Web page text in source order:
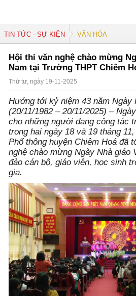
TIN TỨC - SỰ KIỆN VĂN HÓA
Hội thi văn nghệ chào mừng
Nam tại Trường THPT Chiêm
Thứ tư, ngày 19-11-2025
Hướng tới kỷ niệm 43 năm Ngày
(20/11/1982 – 20/11/2025) –
cho những người đang công tác
trong hai ngày 18 và 19 tháng
Phổ thông huyện Chiêm Hoá đã
nghệ chào mừng Ngày Nhà giáo
đảo cán bộ, giáo viên, học sinh
gia.